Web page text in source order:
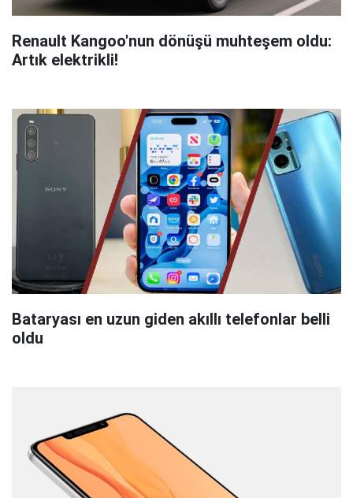
Renault Kangoo'nun dönüşü muhteşem oldu:
Artık elektrikli!
Bataryası en uzun giden akıllı telefonlar belli
oldu